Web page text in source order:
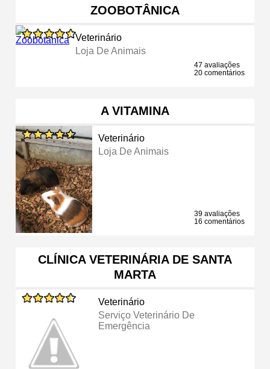
ZOOBOTÂNICA
Veterinário
Loja De Animais
47 avaliações
20 comentários
A VITAMINA
Veterinário
Loja De Animais
39 avaliações
16 comentários
CLÍNICA VETERINÁRIA DE SANTA
MARTA
Veterinário
Serviço Veterinário De
Emergência